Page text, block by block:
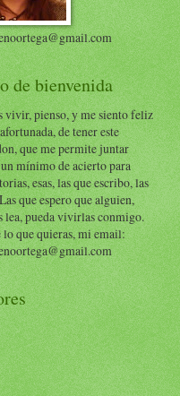
de bienvenida
vivir, pienso, y me siento feliz
de tener este
que me permite juntar
mínimo de acierto para
esas, las que escribo, las
que espero que alguien,
lea, pueda vivirlas conmigo.
lo que quieras, mi email: